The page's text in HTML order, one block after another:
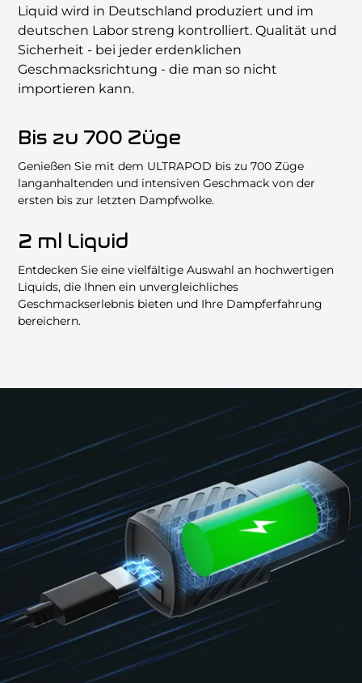
Liquid wird in Deutschland produziert und im
deutschen Labor streng kontrolliert. Qualität und
Sicherheit - bei jeder erdenklichen
Geschmacksrichtung - die man so nicht
importieren kann.
Bis zu 700 Züge
Genießen Sie mit dem ULTRAPOD bis zu 700 Züge
langanhaltenden und intensiven Geschmack von der
ersten bis zur letzten Dampfwolke.
2 ml Liquid
Entdecken Sie eine vielfältige Auswahl an hochwertigen
Liquids, die Ihnen ein unvergleichliches
Geschmackserlebnis bieten und Ihre Dampferfahrung
bereichern.